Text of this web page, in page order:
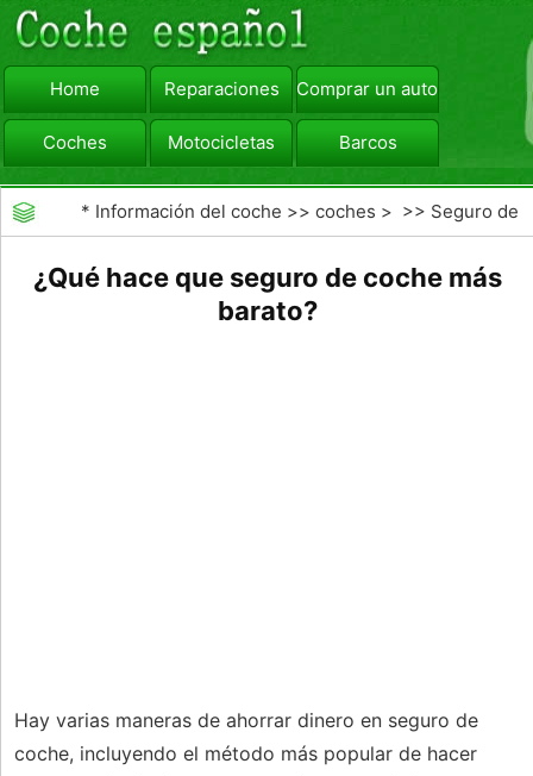
Home Reparaciones Comprar un automóvil
Coches Motocicletas Barcos
viajar Camiones
* Información del coche >>coches > >> Seguro de
¿Qué hace que seguro de coche más
barato?
Hay varias maneras de ahorrar dinero en seguro de
coche, incluyendo el método más popular de hacer